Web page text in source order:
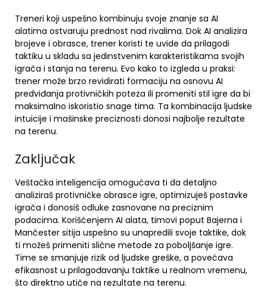
Treneri koji uspešno kombinuju svoje znanje sa AI
alatima ostvaruju prednost nad rivalima. Dok AI analizira
brojeve i obrasce, trener koristi te uvide da prilagodi
taktiku u skladu sa jedinstvenim karakteristikama svojih
igrača i stanja na terenu. Evo kako to izgleda u praksi:
trener može brzo revidirati formaciju na osnovu AI
predviđanja protivničkih poteza ili promeniti stil igre da bi
maksimalno iskoristio snage tima. Ta kombinacija ljudske
intuicije i mašinske preciznosti donosi najbolje rezultate
na terenu.
Zaključak
Veštačka inteligencija omogućava ti da detaljno
analiziraš protivničke obrasce igre, optimizuješ postavke
igrača i donosiš odluke zasnovane na preciznim
podacima. Korišćenjem AI alata, timovi poput Bajerna i
Mančester sitija uspešno su unapredili svoje taktike, dok
ti možeš primeniti slične metode za poboljšanje igre.
Time se smanjuje rizik od ljudske greške, a povećava
efikasnost u prilagođavanju taktike u realnom vremenu,
što direktno utiče na rezultate na terenu.